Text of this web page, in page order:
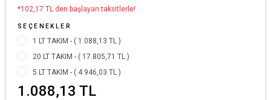
*102,17 TL den başlayan taksitlerle!
SEÇENEKLER
1 LT TAKIM - ( 1.088,13 TL )
20 LT TAKIM - ( 17.805,71 TL )
5 LT TAKIM - ( 4.946,03 TL )
1.088,13 TL